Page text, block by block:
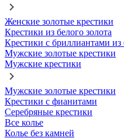
Женские золотые крестики
Крестики из белого золота
Крестики с бриллиантами из
Мужские золотые крестики
Мужские крестики
Мужские золотые крестики
Крестики с фианитами
Серебряные крестики
Все колье
Колье без камней